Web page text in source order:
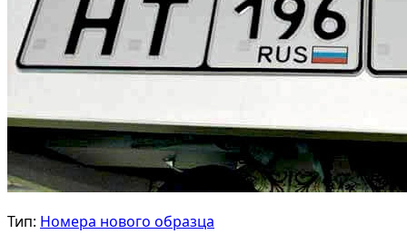
Тип: Номера нового образца